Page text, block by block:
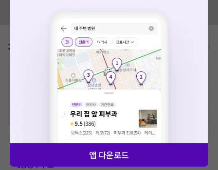
가격표 비급여/급여 진료란?
비급여 항목의 경우,
추가비용 등으로 실제 가격과 상이할 수 있으니, 정확
한 가격은 해당 의료기관에 직접 문의해주세요.
급여 항목의 경우,건강보험심사평가원에 고지되어 있는 급여 진료 기준 가
격입니다. (진료와 연관된 복합적인 비용이 추가되어, 병원마다 금액이 다르게
산정될 수 있는 점 참고 바랍니다.)
※ 이벤트가, 할인가는VAT 포함
치과치료
제증명수수료
앱 다운로드